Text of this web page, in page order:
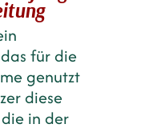
für die
genutzt
diese
in der